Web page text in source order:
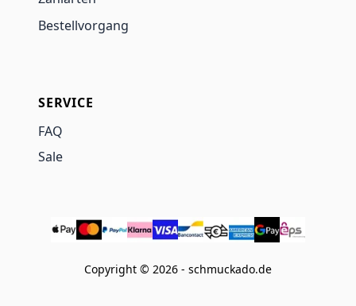
Bestellvorgang
SERVICE
FAQ
Sale
Copyright © 2026 - schmuckado.de